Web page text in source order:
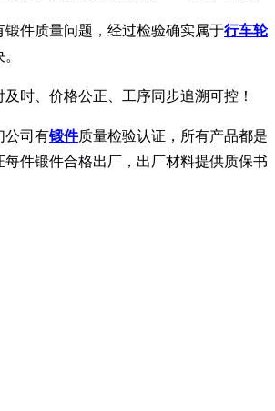
锻件质量问题，经过检验确实属于行车轮
及时、价格公正、工序同步追溯可控！
公司有锻件质量检验认证，所有产品都是
件锻件合格出厂，出厂材料提供质保书